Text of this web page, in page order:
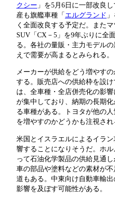
クシー 」を5月6日に一部改良
産も旗艦車種「エルグランド
く全面改良する予定だ。また
SUV「CX－5」を9年ぶりに全
る。各社の量販・主力モデル
えで需要が高まるとみられる。
メーカーが供給をどう増やす
する。販売店への供給枠を設
は、全車種・全店併売化の影
が集中しており、納期の長期
る車種がある。トヨタが他の
を増やすのかどうかも注視され
米国とイスラエルによるイラ
響することになりそうだ。ホ
って石油化学製品の供給見通
車の部品や塗料などの素材が
道もある。中東向け自動車輸
影響を及ぼす可能性がある。